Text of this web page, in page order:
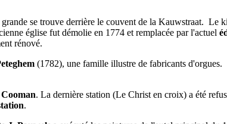
se trouve derrière le couvent de la Kauwstraat.
église fut démolie en 1774 et remplacée par l'actuel
rénové.
(1782), une famille illustre de fabricants d'orgues.
. La dernière station (Le Christ en croix) a été
.